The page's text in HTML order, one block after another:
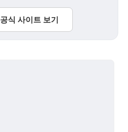
공식 사이트 보기